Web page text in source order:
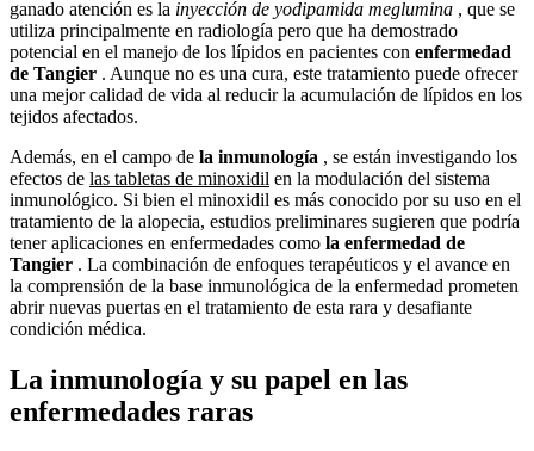
ganado atención es la inyección de yodipamida meglumina , que se
utiliza principalmente en radiología pero que ha demostrado
potencial en el manejo de los lípidos en pacientes con enfermedad
de Tangier . Aunque no es una cura, este tratamiento puede ofrecer
una mejor calidad de vida al reducir la acumulación de lípidos en los
tejidos afectados.
Además, en el campo de la inmunología , se están investigando los
efectos de las tabletas de minoxidil en la modulación del sistema
inmunológico. Si bien el minoxidil es más conocido por su uso en el
tratamiento de la alopecia, estudios preliminares sugieren que podría
tener aplicaciones en enfermedades como la enfermedad de
Tangier . La combinación de enfoques terapéuticos y el avance en
la comprensión de la base inmunológica de la enfermedad prometen
abrir nuevas puertas en el tratamiento de esta rara y desafiante
condición médica.
La inmunología y su papel en las
enfermedades raras